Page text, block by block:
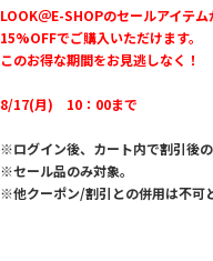
LOOK＠E-SHOPのセールアイテ
15%OFFでご購入いただけます。
このお得な期間をお見逃しなく！
8/17(月) 10：00まで
※ログイン後、カート内で割引後の
※セール品のみ対象。
※他クーポン/割引との併用は不可